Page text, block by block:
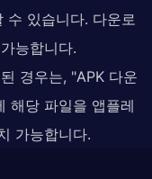
수 있습니다. 다운로
능합니다.
경우는, "APK 다운
해당 파일을 앱플레
가능합니다.